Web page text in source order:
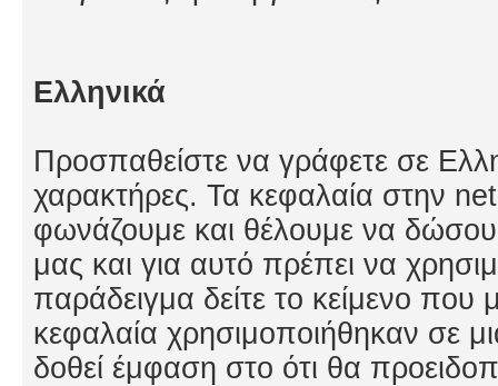
Ελληνικά
Προσπαθείστε να γράφετε σε
χαρακτήρες. Τα κεφαλαία στην
φωνάζουμε και θέλουμε να
μας και για αυτό πρέπει να
παράδειγμα δείτε το κείμενο που
κεφαλαία χρησιμοποιήθηκαν σε
δοθεί έμφαση στο ότι θα